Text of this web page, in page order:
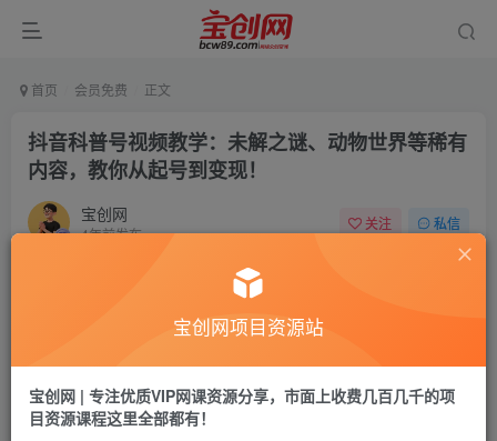
首页 会员免费 正文
抖音科普号视频教学：未解之谜、动物世界等稀有
内容，教你从起号到变现！
宝创网
4年前发布
关注 私信
宝币9.9 宝币 19.9
宝创网项目资源站
宝创网 | 专注优质VIP网课资源分享，市面上收费几百几千的项
目资源课程这里全部都有！